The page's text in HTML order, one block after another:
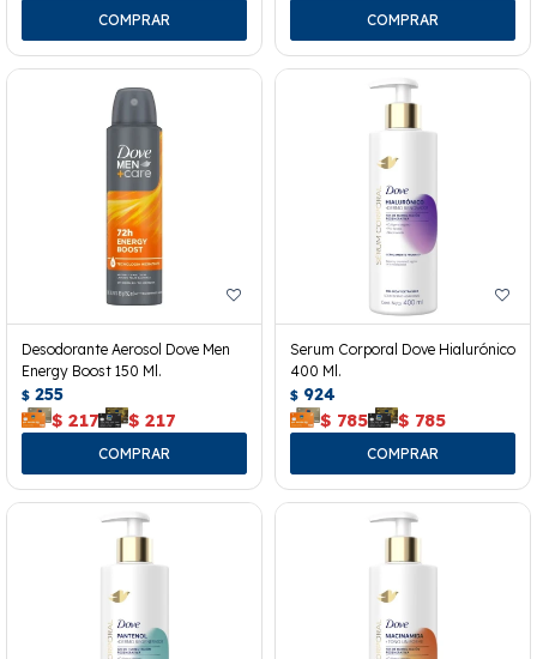
Desodorante Aerosol Dove Men
Energy Boost 150 Ml.
$ 255
$ 217 $ 217
Serum Corporal Dove Hialurónico
400 Ml.
$ 924
$ 785 $ 785